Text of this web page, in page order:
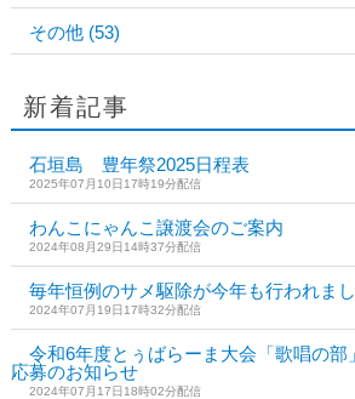
その他 (53)
新着記事
石垣島 豊年祭2025日程表
2025年07月10日17時19分配信
わんこにゃんこ譲渡会のご案内
2024年08月29日14時37分配信
毎年恒例のサメ駆除が今年も行われまし
2024年07月19日17時32分配信
令和6年度とぅばらーま大会「歌唱の部
応募のお知らせ
2024年07月17日18時02分配信